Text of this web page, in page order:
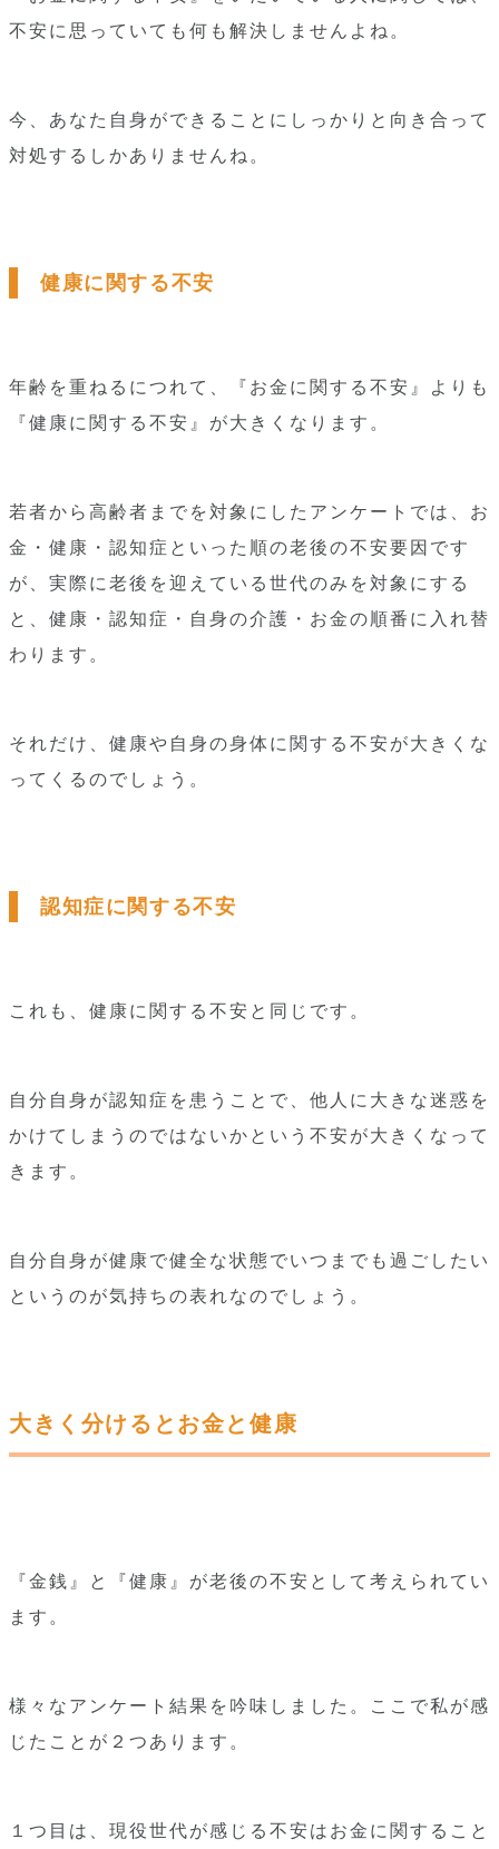
不安に思っていても何も解決しませんよね。
今、あなた自身ができることにしっかりと向き合って
対処するしかありませんね。
健康に関する不安
年齢を重ねるにつれて、『お金に関する不安』よりも
『健康に関する不安』が大きくなります。
若者から高齢者までを対象にしたアンケートでは、お
金・健康・認知症といった順の老後の不安要因です
が、実際に老後を迎えている世代のみを対象にする
と、健康・認知症・自身の介護・お金の順番に入れ替
わります。
それだけ、健康や自身の身体に関する不安が大きくな
ってくるのでしょう。
認知症に関する不安
これも、健康に関する不安と同じです。
自分自身が認知症を患うことで、他人に大きな迷惑を
かけてしまうのではないかという不安が大きくなって
きます。
自分自身が健康で健全な状態でいつまでも過ごしたい
というのが気持ちの表れなのでしょう。
大きく分けるとお金と健康
『金銭』と『健康』が老後の不安として考えられてい
ます。
様々なアンケート結果を吟味しました。ここで私が感
じたことが２つあります。
１つ目は、現役世代が感じる不安はお金に関すること